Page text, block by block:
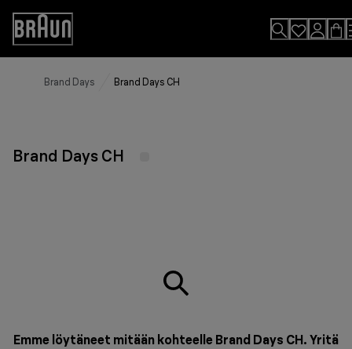
Skip
Content
Accessibility
Statement
Brand Days Brand Days CH
Brand Days CH
Emme löytäneet mitään kohteelle Brand Days CH. Yritä